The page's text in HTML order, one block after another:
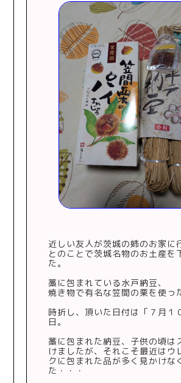
近しい友人が茨城の姉のお家に
とのことで茨城名物のお土産を
た。
藁に包まれている水戸納豆、
焼き物で有名な笠間の栗を使っ
時折し、頂いた日付は「７月１
日。
藁に包まれた納豆、子供の頃は
けましたが、それこそ最近はウ
クに包まれた品が多く見かけな
た・・・